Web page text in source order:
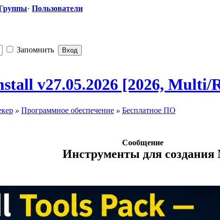
· Пользователи
Запомнить
v27.05.2026 [2026, Multi/
» Программное обеспечение » Бесплатное ПО
Сообщение
Инструменты для создания